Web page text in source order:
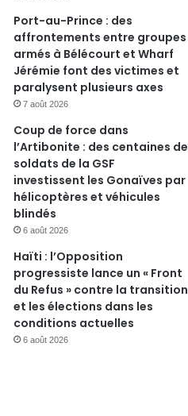
Port-au-Prince : des
affrontements entre groupes
armés à Bélécourt et Wharf
Jérémie font des victimes et
paralysent plusieurs axes
7 août 2026
Coup de force dans
l’Artibonite : des centaines de
soldats de la GSF
investissent les Gonaïves par
hélicoptères et véhicules
blindés
6 août 2026
Haïti : l’Opposition
progressiste lance un « Front
du Refus » contre la transition
et les élections dans les
conditions actuelles
6 août 2026